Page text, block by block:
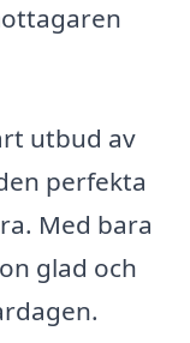
utbud av
perfekta
Med bara
glad och